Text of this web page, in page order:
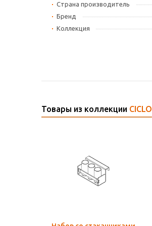
Страна производитель
Бренд
Коллекция
Товары из коллекции CICLO